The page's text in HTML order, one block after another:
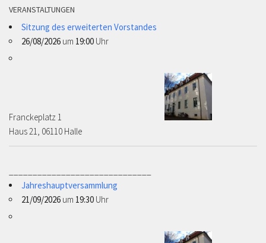
VERANSTALTUNGEN
Sitzung des erweiterten Vorstandes
26/08/2026 um 19:00 Uhr
Franckeplatz 1 ­­­­
Haus 21, 06110 Halle
Jahreshauptversammlung
21/09/2026 um 19:30 Uhr